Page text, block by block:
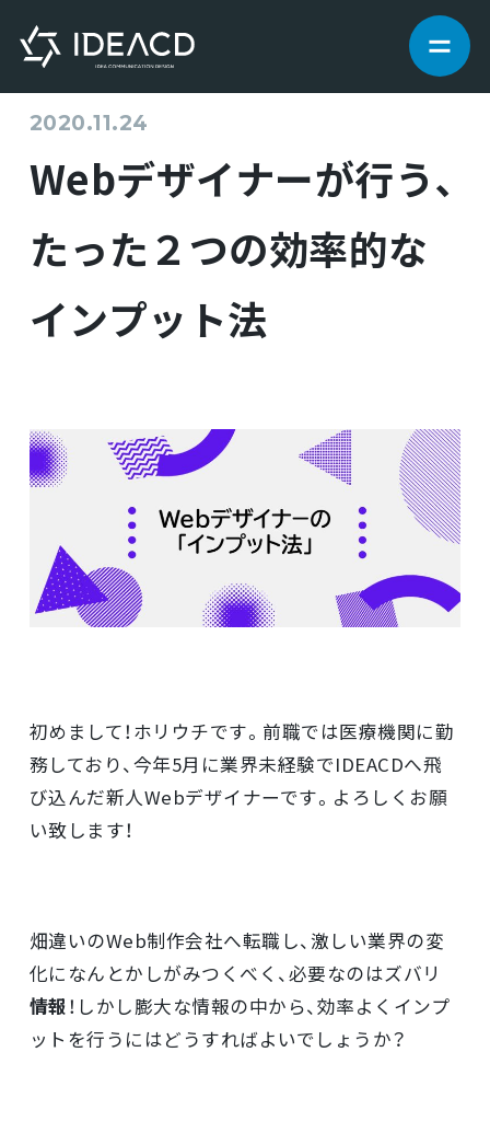
サービス
私たちについて
ブログ
採用情報
お問い合わせ
2020.11.24
Webデザイナーが行う、
たった２つの効率的な
インプット法
初めまして！ホリウチです。前職では医療機関に勤
務しており、今年5月に業界未経験でIDEACDへ飛
び込んだ新人Webデザイナーです。よろしくお願
い致します！
畑違いのWeb制作会社へ転職し、激しい業界の変
化になんとかしがみつくべく、必要なのはズバリ
情報！しかし膨大な情報の中から、効率よくインプ
ットを行うにはどうすればよいでしょうか？